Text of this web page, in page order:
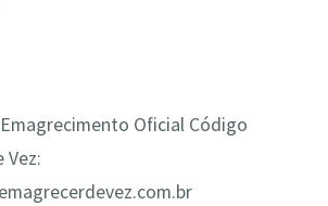
Oficial Código
Vez: